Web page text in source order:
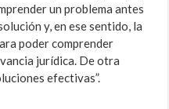
un problema antes
y, en ese sentido, la
poder comprender
jurídica. De otra
efectivas”.